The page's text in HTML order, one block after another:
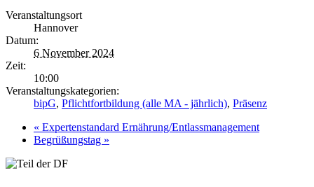
Veranstaltungsort
Hannover
Datum:
6 November 2024
Zeit:
10:00
Veranstaltungskategorien:
bipG, Pflichtfortbildung (alle MA - jährlich), Präsenz
« Expertenstandard Ernährung/Entlassmanagement
Begrüßungstag »